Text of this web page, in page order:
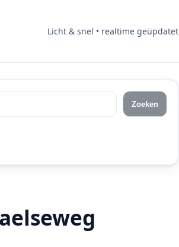
Licht & snel • realtime geüpdatet
Zoeken